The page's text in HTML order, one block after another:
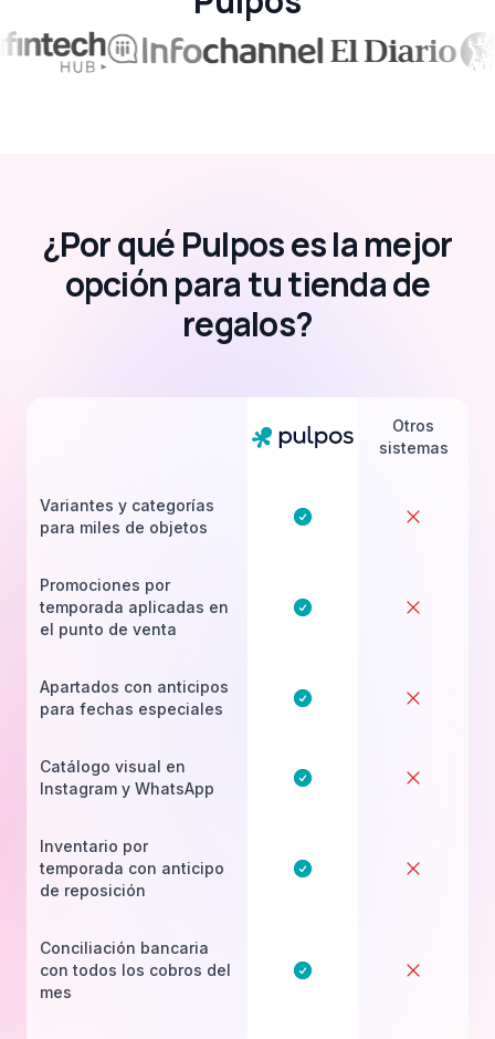
¿Por qué Pulpos es la mejor
opción para tu tienda de
regalos?
Otros
sistemas
Variantes y categorías
para miles de objetos
Promociones por
temporada aplicadas en
el punto de venta
Apartados con anticipos
para fechas especiales
Catálogo visual en
Instagram y WhatsApp
Inventario por
temporada con anticipo
de reposición
Conciliación bancaria
con todos los cobros del
mes